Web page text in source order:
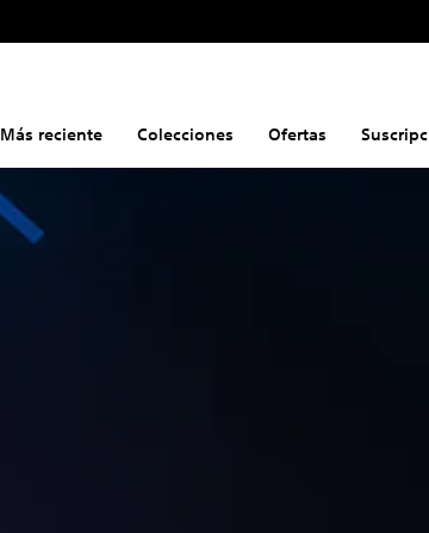
Más reciente Colecciones Ofertas